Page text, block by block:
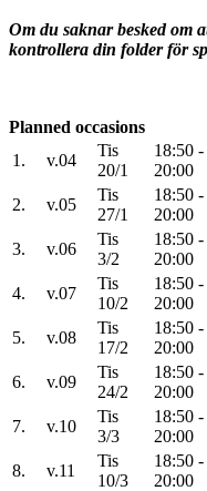
Om du saknar besked om
kontrollera din folder för
Planned occasions
1.
v.04
Tis
20/1
18:50 -
20:00
2.
v.05
Tis
27/1
18:50 -
20:00
3.
v.06
Tis
3/2
18:50 -
20:00
4.
v.07
Tis
10/2
18:50 -
20:00
5.
v.08
Tis
17/2
18:50 -
20:00
6.
v.09
Tis
24/2
18:50 -
20:00
7.
v.10
Tis
3/3
18:50 -
20:00
8.
v.11
Tis
10/3
18:50 -
20:00